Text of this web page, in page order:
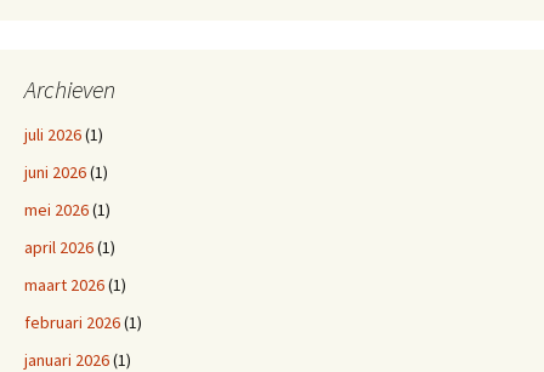
Archieven
juli 2026(1)
juni 2026(1)
mei 2026(1)
april 2026(1)
maart 2026(1)
februari 2026(1)
januari 2026(1)